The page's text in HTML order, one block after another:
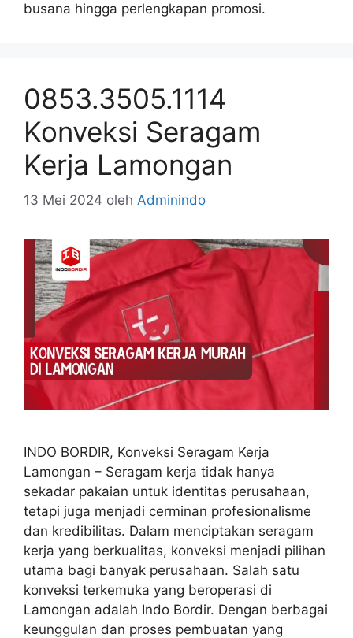
busana hingga perlengkapan promosi.
0853.3505.1114
Konveksi Seragam
Kerja Lamongan
13 Mei 2024 oleh Adminindo
INDO BORDIR, Konveksi Seragam Kerja
Lamongan – Seragam kerja tidak hanya
sekadar pakaian untuk identitas perusahaan,
tetapi juga menjadi cerminan profesionalisme
dan kredibilitas. Dalam menciptakan seragam
kerja yang berkualitas, konveksi menjadi pilihan
utama bagi banyak perusahaan. Salah satu
konveksi terkemuka yang beroperasi di
Lamongan adalah Indo Bordir. Dengan berbagai
keunggulan dan proses pembuatan yang